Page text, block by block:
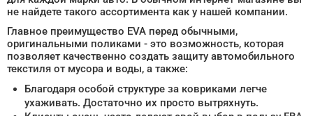
не найдете такого ассортимента как у нашей компании.
Главное преимущество EVA перед обычными,
оригинальными поликами - это возможность, которая
позволяет качественно создать защиту автомобильного
текстиля от мусора и воды, а также:
Благодаря особой структуре за ковриками легче
ухаживать. Достаточно их просто вытряхнуть.